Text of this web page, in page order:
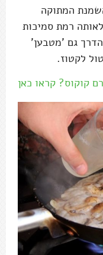
המתוקה
רמת סמיכות
גם 'מטבען'
לקטוז.
קוקוס? קראו כאן